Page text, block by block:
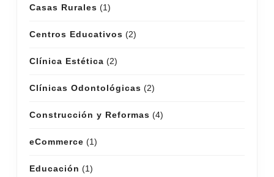
Casas Rurales (1)
Centros Educativos (2)
Clínica Estética (2)
Clínicas Odontológicas (2)
Construcción y Reformas (4)
eCommerce (1)
Educación (1)